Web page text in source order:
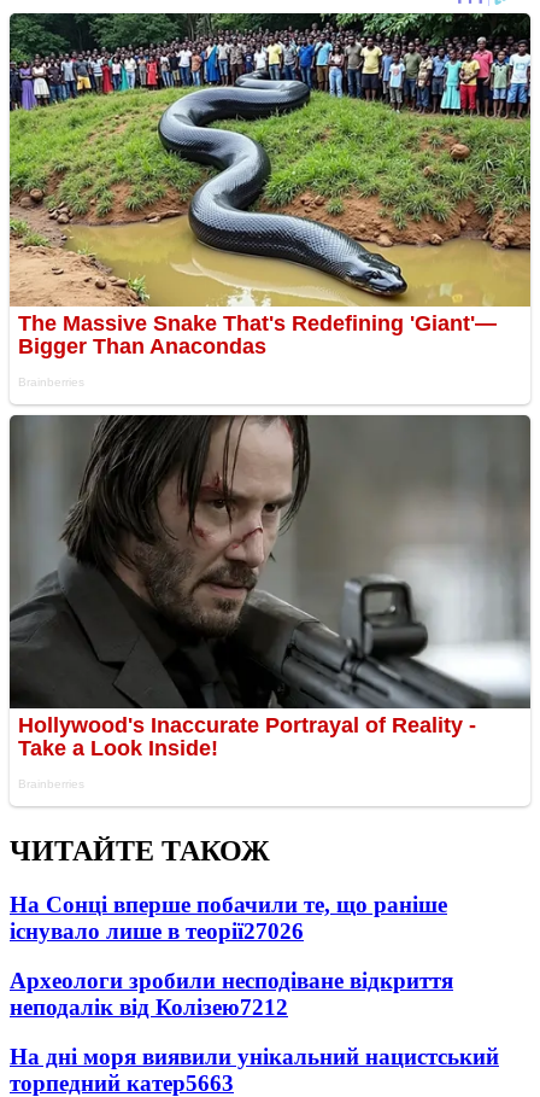
ЧИТАЙТЕ ТАКОЖ
На Сонці вперше побачили те, що раніше
існувало лише в теорії27026
Археологи зробили несподіване відкриття
неподалік від Колізею7212
На дні моря виявили унікальний нацистський
торпедний катер5663